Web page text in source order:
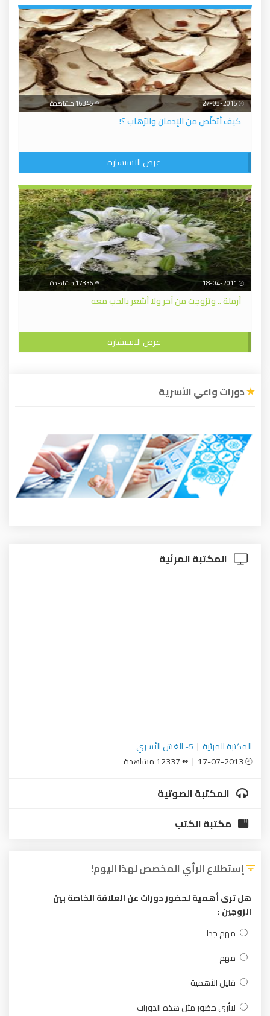
27-03-2015 16345 مشاهدة
كيف أتخلّص من الإدمان والرّهاب ؟!
عرض الاستشارة
أرملة .. وتزوجت من آخر ولا أشعر بالحب معه
عرض الاستشارة
دورات واعي الأسرية
المكتبة المرئية
المكتبة المرئية | 5- الغش الأسري
المكتبة الصوتية
مكتبة الكتب
إستطلاع الرأي المخصص لهذا اليوم!
هل ترى أهمية لحضور دورات عن العلاقة الخاصة بين
الزوجين :
مهم جدا
مهم
قليل الأهمية
لاأرى حضور مثل هذه الدورات